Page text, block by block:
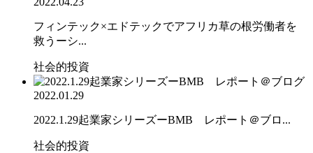
フィンテック×エドテックでアフリカ草の根労働者を
救うーシ...
社会的投資
2022.01.29
2022.1.29起業家シリーズーBMB レポート＠ブロ...
社会的投資